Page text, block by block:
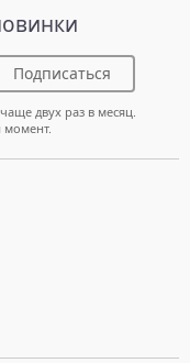
Подписаться
двух раз в месяц.